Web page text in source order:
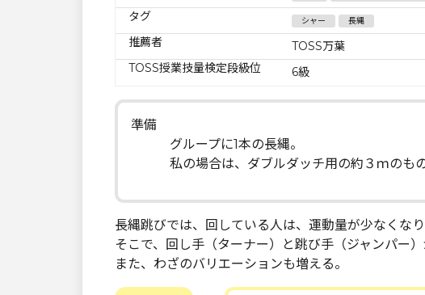
タグ シャー 長縄
推薦者
TOSS万葉
TOSS授業技量検定段級位
6級
準備
グループに1本の長縄。
私の場合は、ダブルダッチ用の約３ｍのもの
長縄跳びでは、回している人は、運動量が少なくなり
そこで、回し手（ターナー）と跳び手（ジャンパー
また、わざのバリエーションも増える。